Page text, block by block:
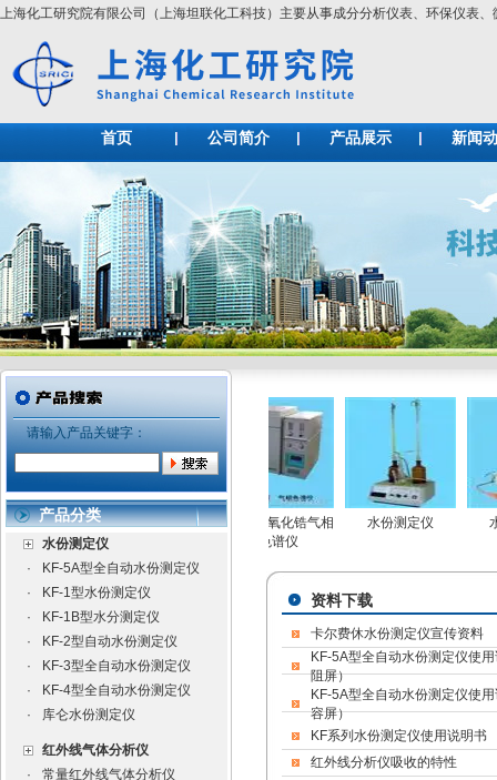
上海化工研究院有限公司（上海坦联化工科技）主要从事成分分析仪表、环保仪
首页 公司简介 产品展示 新闻
请输入产品关键字：
产品分类
水份测定仪
·
KF-5A型全自动水份测定仪
·
KF-1型水份测定仪
·
KF-1B型水分测定仪
·
KF-2型自动水份测定仪
·
KF-3型全自动水份测定仪
·
KF-4型全自动水份测定仪
·
库仑水份测定仪
红外线气体分析仪
·
常量红外线气体分析仪
微量氧分析仪氧化锆微量氧分析仪 ZD-III型氧化锆气相
色谱仪
水份测定仪
资料下载
卡尔费休水份测定仪宣传资料
KF-5A型全自动水份测定仪使
阻屏）
KF-5A型全自动水份测定仪使
容屏）
KF系列水份测定仪使用说明书
红外线分析仪吸收的特性